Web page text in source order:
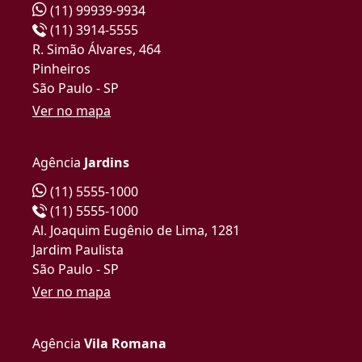
(11) 99939-9934
(11) 3914-5555
R. Simão Álvares, 464
Pinheiros
São Paulo - SP
Ver no mapa
Agência Jardins
(11) 5555-1000
(11) 5555-1000
Al. Joaquim Eugênio de Lima, 1281
Jardim Paulista
São Paulo - SP
Ver no mapa
Agência Vila Romana